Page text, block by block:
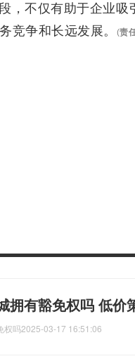
，不仅有助于企业
竞争和长远发展。
(责
拥有豁免权吗 低价
权吗2025-03-17 16:51:06